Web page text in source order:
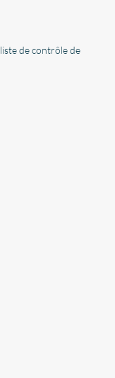
de contrôle de